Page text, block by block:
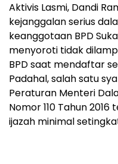
Aktivis Lasmi, Dandi
kejanggalan serius
keanggotaan BPD
menyoroti tidak
BPD saat mendaftar
Padahal, salah satu
Peraturan Menteri
Nomor 110 Tahun
ijazah minimal